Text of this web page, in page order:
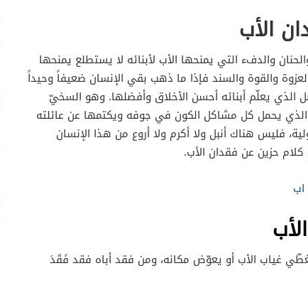
الأب
والدفء التي يمنحها الأب لأبنائه لا يستطلع يمنحها
والقوة والسند فإذا ما ذهب بقي الإنسان ضعيفاً وحيداً
الذي يعلّم أبنائه أحسن الأخلاق وأفضلها. وهو السخيّ
الذي يحمل كل مشاكل الكون في جوفه ويكتمها عن عائلته
فليس هناك أنبل ولا أكرم ولا أروع من هذا الإنسان
حزين عن فقدان الأب.
اب
غياب الأب أو يعوّض مكانه، ومن فقد أباه فقد فَقَدَ